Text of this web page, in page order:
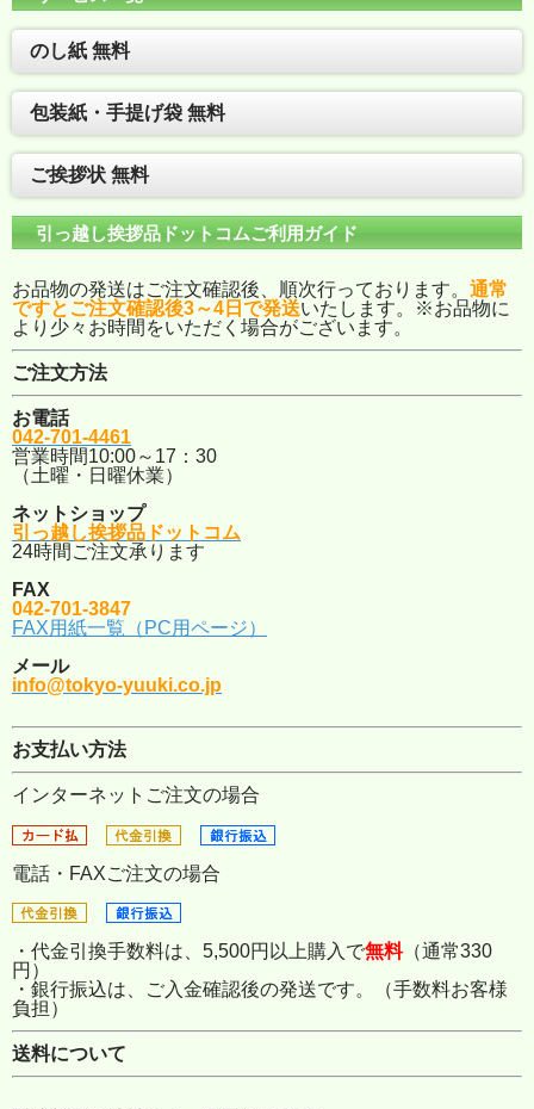
のし紙 無料
包装紙・手提げ袋 無料
ご挨拶状 無料
引っ越し挨拶品ドットコムご利用ガイド
お品物の発送はご注文確認後、順次行っております。 通常
ですとご注文確認後3～4日で発送いたします。※お品物に
より少々お時間をいただく場合がございます。
ご注文方法
お電話
042-701-4461
営業時間10:00～17：30
（土曜・日曜休業）
ネットショップ
引っ越し挨拶品ドットコム
24時間ご注文承ります
FAX
042-701-3847
FAX用紙一覧（PC用ページ）
メール
info@tokyo-yuuki.co.jp
お支払い方法
インターネットご注文の場合
電話・FAXご注文の場合
・代金引換手数料は、5,500円以上購入で無料（通常330
円）
・銀行振込は、ご入金確認後の発送です。（手数料お客様
負担）
送料について